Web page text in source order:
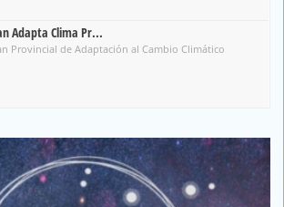
Adapta Clima Pr...
Provincial de Adaptación al Cambio Climático